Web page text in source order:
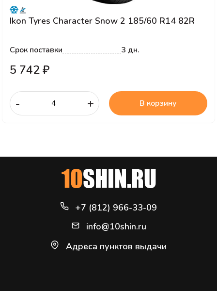
Ikon Tyres Character Snow 2 185/60 R14 82R
Срок поставки 3 дн.
5 742 ₽
- + В корзину
+7 (812) 966-33-09
info@10shin.ru
Адреса пунктов выдачи